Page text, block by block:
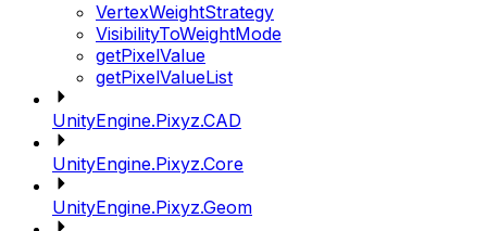
VertexWeightStrategy
VisibilityToWeightMode
getPixelValue
getPixelValueList
UnityEngine.Pixyz.CAD
UnityEngine.Pixyz.Core
UnityEngine.Pixyz.Geom